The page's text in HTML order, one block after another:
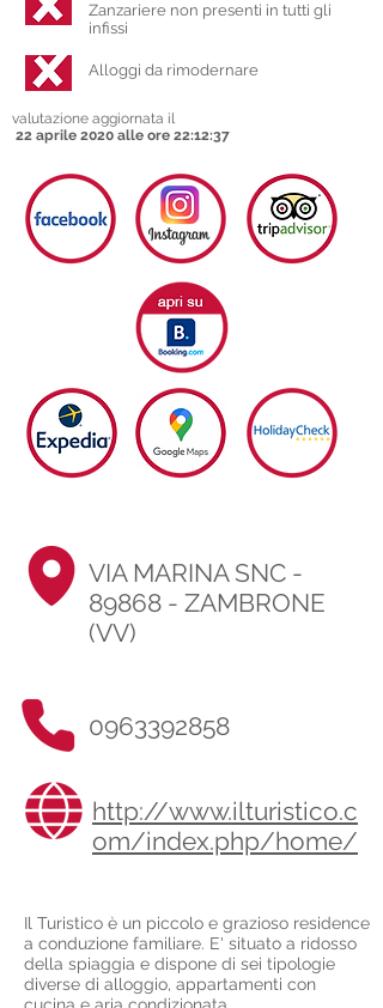
Zanzariere non presenti in tutti gli
infissi
Alloggi da rimodernare
valutazione aggiornata il
22 aprile 2020 alle ore 22:12:37
VIA MARINA SNC -
89868 - ZAMBRONE
(VV)
0963392858
http://www.ilturistico.c
om/index.php/home/
Il Turistico è un piccolo e grazioso residence
a conduzione familiare. E' situato a ridosso
della spiaggia e dispone di sei tipologie
diverse di alloggio, appartamenti con
cucina e aria condizionata